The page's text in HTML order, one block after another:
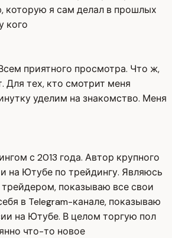
которую я сам делал в прошлых
кого
приятного просмотра. Что ж,
Для тех, кто смотрит меня
уделим на знакомство. Меня
с 2013 года. Автор крупного
на Ютубе по трейдингу. Являюсь
показываю все свои
в Telegram-канале, показываю
на Ютубе. В целом торгую пол
что-то новое